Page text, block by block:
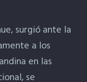
surgió ante la
a los
en las
se